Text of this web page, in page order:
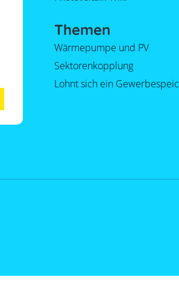
Themen
Wärmepumpe und PV
Sektorenkopplung
Lohnt sich ein